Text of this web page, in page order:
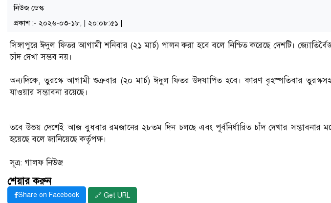
নিউজ ডেস্ক
প্রকাশ :- ২০২৬-০৩-১৮, | ২০:০৮:৫১ |
সিঙ্গাপুরে ঈদুল ফিতর আগামী শনিবার (২১ মার্চ) পালন করা হবে বলে নিশ্চিত করেছে দেশটি।
চাঁদ দেখা সম্ভব নয়।
অন্যদিকে, তুরস্কে আগামী শুক্রবার (২০ মার্চ) ঈদুল ফিতর উদযাপিত হবে। কারণ বৃহস্পতিবার তুরস্কসহ
যাওয়ার সম্ভাবনা রয়েছে।
তবে উভয় দেশেই আজ বুধবার রমজানের ২৮তম দিন চলছে এবং পূর্বনির্ধারিত চাঁদ দেখার সম্ভাবনার
হয়েছে বলে জানিয়েছে কর্তৃপক্ষ।
সূত্র: গালফ নিউজ
শেয়ার করুন
Share on Facebook 🔗 Get URL